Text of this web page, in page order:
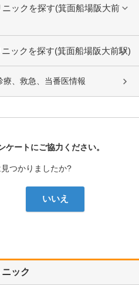
ックを探す(箕面船場阪大前
ックを探す(箕面船場阪大前駅)
、救急、当番医情報
ケートにご協力ください。
つかりましたか?
いいえ
ック